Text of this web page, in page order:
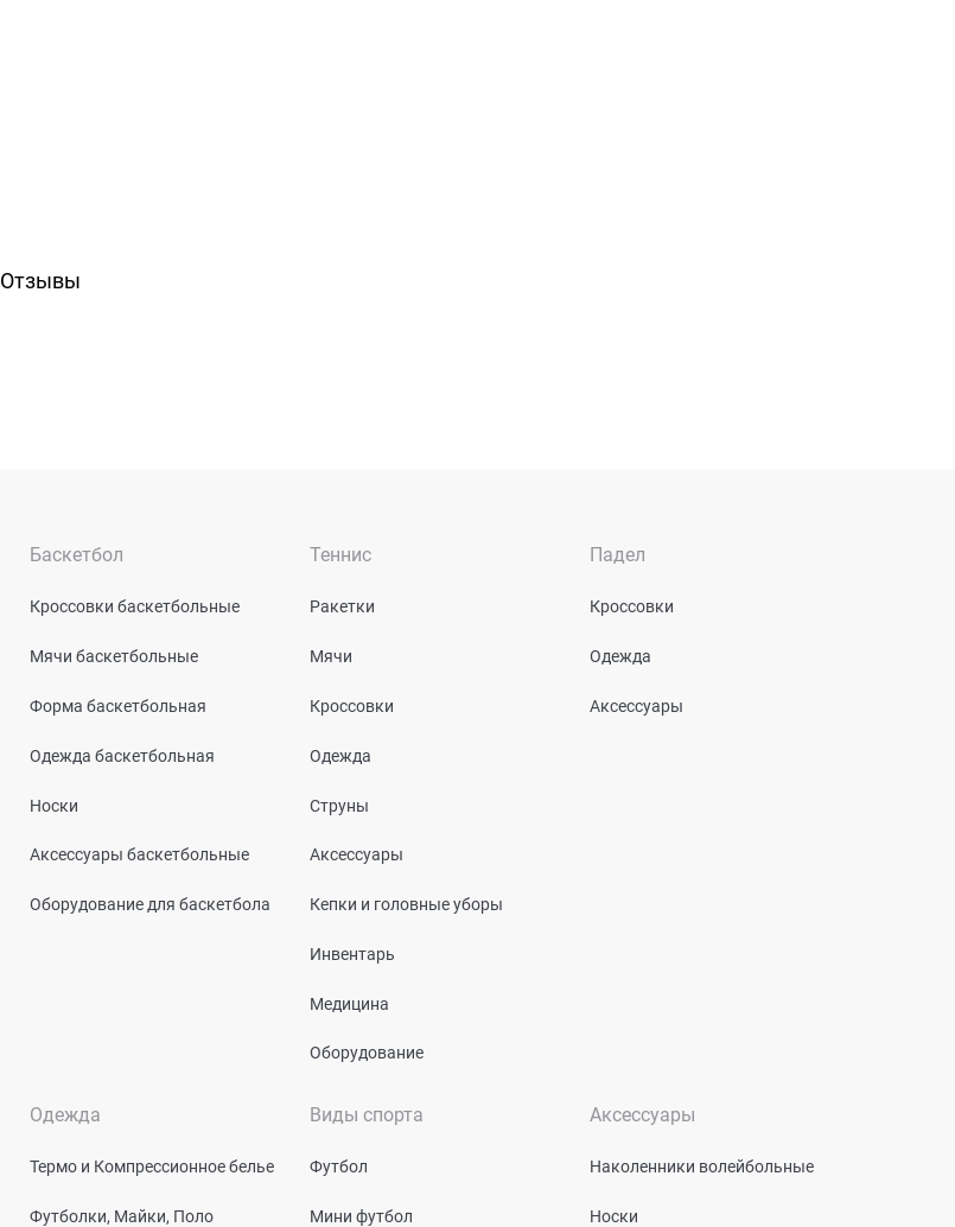
Отзывы
Баскетбол
Кроссовки баскетбольные
Мячи баскетбольные
Форма баскетбольная
Одежда баскетбольная
Носки
Аксессуары баскетбольные
Оборудование для баскетбола
Теннис
Ракетки
Мячи
Кроссовки
Одежда
Струны
Аксессуары
Кепки и головные уборы
Инвентарь
Медицина
Оборудование
Падел
Кроссовки
Одежда
Аксессуары
Одежда
Термо и Компрессионное белье
Футболки, Майки, Поло
Виды спорта
Футбол
Мини футбол
Аксессуары
Наколенники волейбольные
Носки